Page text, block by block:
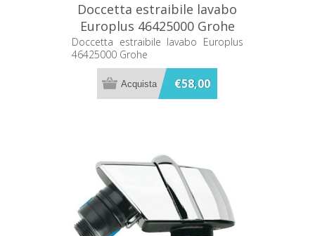
Doccetta estraibile lavabo
Europlus 46425000 Grohe
Doccetta estraibile lavabo Europlus
46425000 Grohe
€58,00